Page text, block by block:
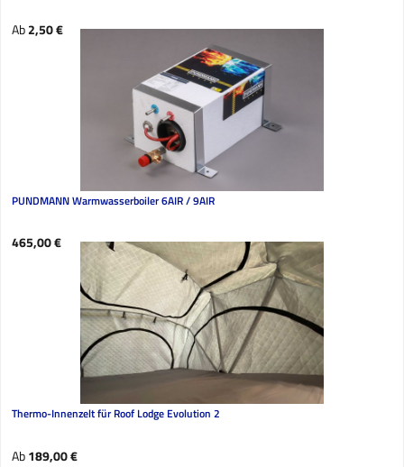
Regulärer Preis:
Ab2,50 €
PUNDMANN Warmwasserboiler 6AIR / 9AIR
Regulärer Preis:
465,00 €
Thermo-Innenzelt für Roof Lodge Evolution 2
Regulärer Preis:
Ab189,00 €